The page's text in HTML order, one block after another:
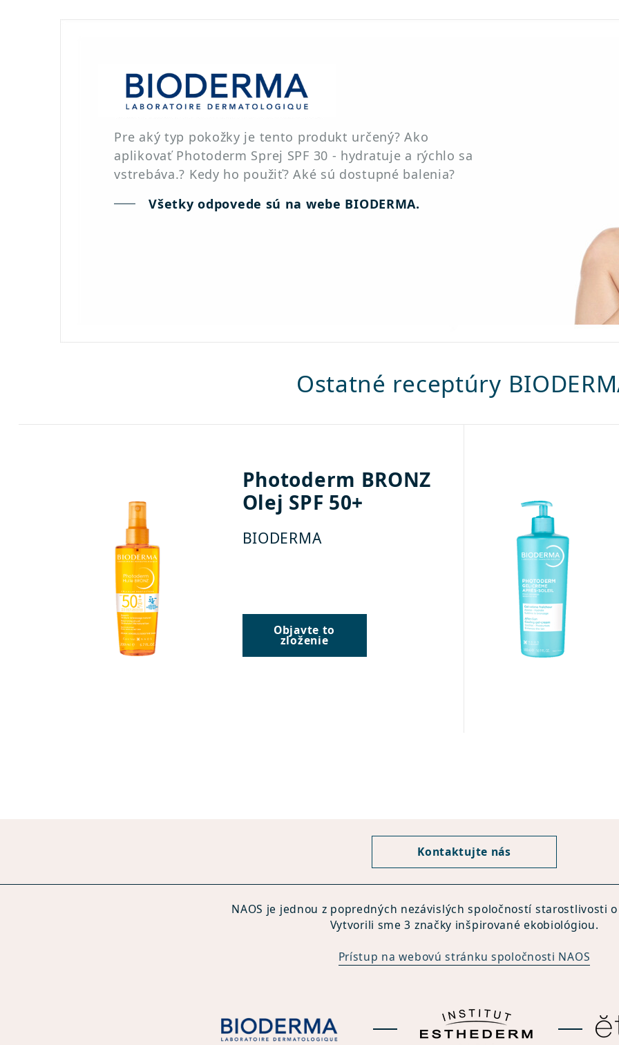
Pre aký typ pokožky je tento produkt určený? Ako
aplikovať Photoderm Sprej SPF 30 - hydratuje a rýchlo sa
vstrebáva.? Kedy ho použiť? Aké sú dostupné balenia?
Všetky odpovede sú na webe BIODERMA.
Ostatné receptúry
Photoderm BRONZ
Olej SPF 50+
BIODERMA
Objavte to
zloženie
Kontaktujte nás
NAOS je jednou z popredných nezávislých spoločností starostlivosti
Vytvorili sme 3 značky inšpirované ekobiológiou.
Prístup na webovú stránku spoločnosti NAOS